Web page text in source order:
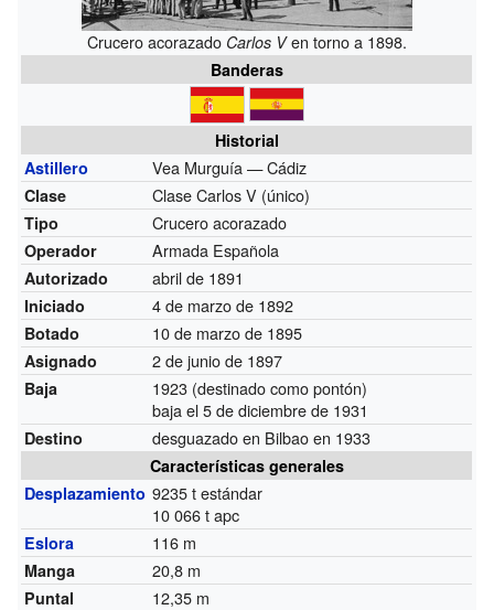
Crucero acorazado Carlos Ven torno a 1898.
Banderas
Historial
Astillero
Vea Murguía — Cádiz
Clase Clase Carlos V (único)
Tipo Crucero acorazado
Operador Armada Española
Autorizado abril de 1891
Iniciado 4 de marzo de 1892
Botado 10 de marzo de 1895
Asignado 2 de junio de 1897
Baja
1923 (destinado como pontón)
baja el 5 de diciembre de 1931
Destino desguazado en Bilbao en 1933
Características generales
Desplazamiento 9235 t estándar
10 066 t apc
Eslora 116 m
Manga 20,8 m
Puntal 12,35 m